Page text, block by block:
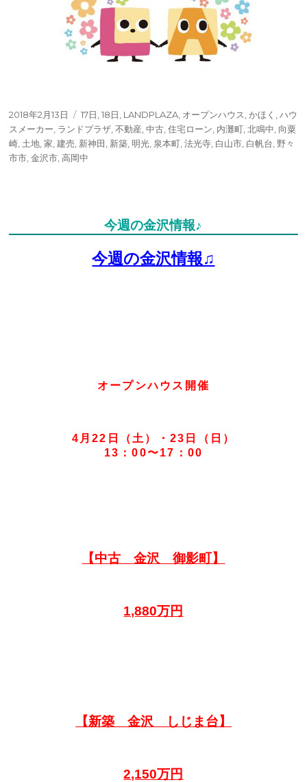
投
稿
日:
2018年2月13日
タ
グ
17日,18日, LANDPLAZA, オープンハウス,かほく ,ハウ
スメーカー, ランドプラザ,不動産,中古,住宅ローン, 内灘町,北鳴中, 向粟
崎,土地,家,建売, 新神田, 新築,明光, 泉本町,法光寺, 白山市, 白帆台, 野々
市市,金沢市,高岡中
今週の金沢情報♪
今週の金沢情報♫
オープンハウス開催
4月22 日（土）・23日（日）
13：00〜17：00
【中古 金沢 御影町】
1,880万円
【新築 金沢 しじま台】
2,150万円